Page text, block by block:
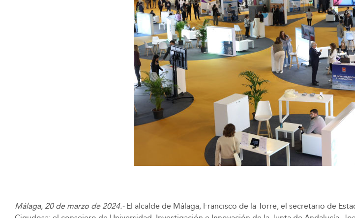
Málaga, 20 de marzo de 2024.- El alcalde de Málaga, Francisco de la Torre; el secretario de